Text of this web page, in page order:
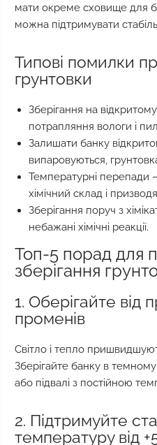
мати окреме сховище для
можна підтримувати
Типові помилки
грунтовки
Зберігання на
потрапляння вологи і
Залишати банку
випаровуються,
Температурні перепади
хімічний склад і
Зберігання поруч з
небажані хімічні реакції.
Топ-5 порад для
зберігання
1. Оберігайте від
променів
Світло і тепло
Зберігайте банку в
або підвалі з постійною
2. Підтримуйте
температуру від